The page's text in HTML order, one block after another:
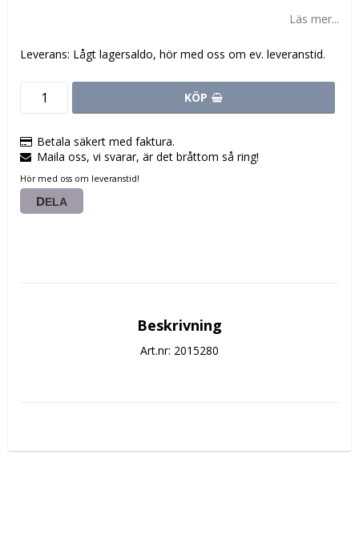
Läs mer...
Leverans: Lågt lagersaldo, hör med oss om ev. leveranstid.
KÖP
Betala säkert med faktura.
Maila oss, vi svarar, är det bråttom så ring!
Hör med oss om leveranstid!
DELA
Beskrivning
Art.nr: 2015280